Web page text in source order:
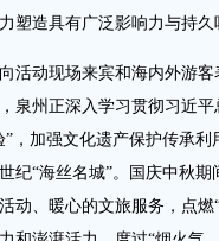
塑造具有广泛影响力与持久
活动现场来宾和海内外游
泉州正深入学习贯彻习近
，加强文化遗产保护传承
纪“海丝名城”。国庆中秋
动、暖心的文旅服务，点